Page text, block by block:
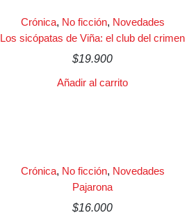
Crónica, No ficción, Novedades
Los sicópatas de Viña: el club del crimen
$19.900
Añadir al carrito
Crónica, No ficción, Novedades
Pajarona
$16.000